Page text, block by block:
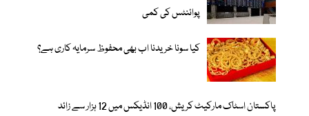
پوائنٹس کی کمی
کیا سونا خریدنا اب بھی محفوظ سرمایہ کاری ہے؟
پاکستان اسٹاک مارکیٹ کریش، 100 انڈیکس میں 12 ہزار سے زائد